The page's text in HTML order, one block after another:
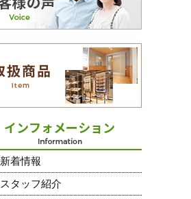
新着情報
スタッフ紹介